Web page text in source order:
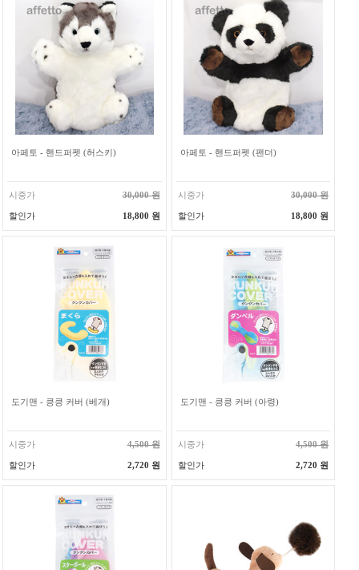
아페토 - 핸드퍼펫 (허스키)
시중가 30,000 원
할인가 18,800 원
아페토 - 핸드퍼펫 (팬더)
시중가 30,000 원
할인가 18,800 원
도기맨 - 킁킁 커버 (베개)
시중가 4,500 원
할인가 2,720 원
도기맨 - 킁킁 커버 (아령)
시중가 4,500 원
할인가 2,720 원